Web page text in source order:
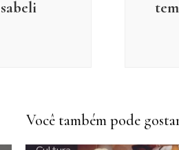
Você também pode